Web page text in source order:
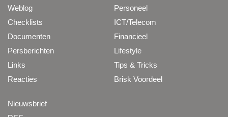
Weblog
Checklists
Documenten
Persberichten
Links
Reacties
Personeel
ICT/Telecom
Financieel
Lifestyle
Tips & Tricks
Brisk Voordeel
Nieuwsbrief